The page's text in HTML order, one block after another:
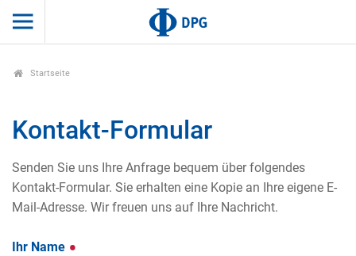
Startseite
Kontakt-Formular
Senden Sie uns Ihre Anfrage bequem über folgendes
Kontakt-Formular. Sie erhalten eine Kopie an Ihre eigene E-
Mail-Adresse. Wir freuen uns auf Ihre Nachricht.
Ihr Name